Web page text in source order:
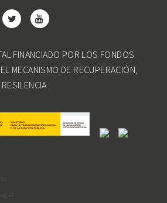
FINANCIADO POR LOS FONDOS
MECANISMO DE RECUPERACIÓN,